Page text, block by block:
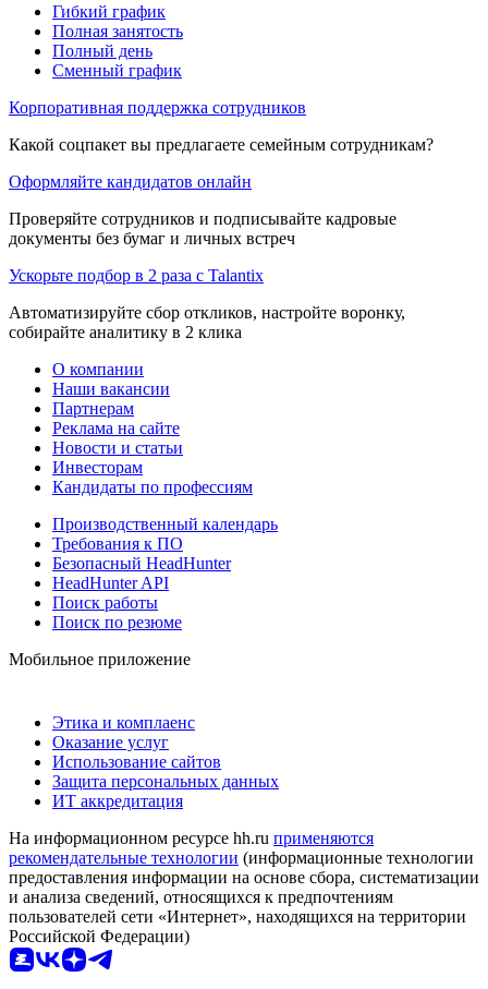
Гибкий график
Полная занятость
Полный день
Сменный график
Корпоративная поддержка сотрудников
Какой соцпакет вы предлагаете семейным сотрудникам?
Оформляйте кандидатов онлайн
Проверяйте сотрудников и подписывайте кадровые
документы без бумаг и личных встреч
Ускорьте подбор в 2 раза с Talantix
Автоматизируйте сбор откликов, настройте воронку,
собирайте аналитику в 2 клика
О компании
Наши вакансии
Партнерам
Реклама на сайте
Новости и статьи
Инвесторам
Кандидаты по профессиям
Производственный календарь
Требования к ПО
Безопасный HeadHunter
HeadHunter API
Поиск работы
Поиск по резюме
Мобильное приложение
Этика и комплаенс
Оказание услуг
Использование сайтов
Защита персональных данных
ИТ аккредитация
На информационном ресурсе hh.ru применяются
рекомендательные технологии (информационные технологии
предоставления информации на основе сбора, систематизации
и анализа сведений, относящихся к предпочтениям
пользователей сети «Интернет», находящихся на территории
Российской Федерации)